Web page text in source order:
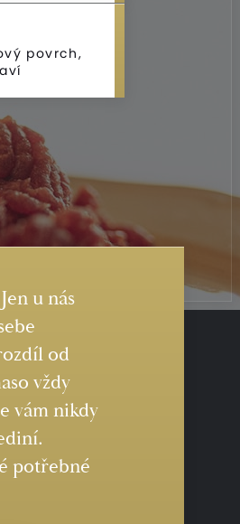
povrch,
u nás
od
vždy
vám nikdy
potřebné